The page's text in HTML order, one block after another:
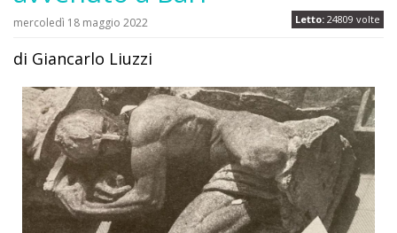
Letto: 24809 volte
mercoledì 18 maggio 2022
di Giancarlo Liuzzi